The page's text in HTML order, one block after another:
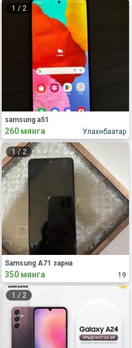
1 / 2
Улахнбаатар
samsung a51
260 мянга
1 /2
19
Samsung A71 зарна
350 мянга
1 / 2